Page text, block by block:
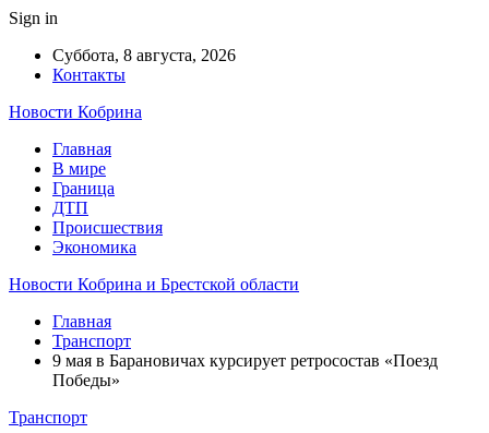
Sign in
Суббота, 8 августа, 2026
Контакты
Новости Кобрина
Главная
В мире
Граница
ДТП
Происшествия
Экономика
Новости Кобрина и Брестской области
Главная
Транспорт
9 мая в Барановичах курсирует ретросостав «Поезд
Победы»
Транспорт